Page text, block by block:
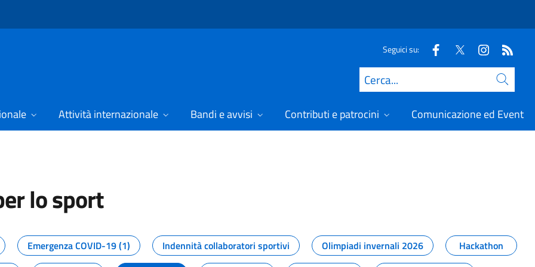
Seguici su:
Cerca
Attività internazionale Bandi e avvisi Contributi e patrocini Comunicazione ed Eventi
lo sport
dal Dipartimento per lo sport
Emergenza COVID-19 (1) Indennità collaboratori sportivi Olimpiadi invernali 2026
Hackathon